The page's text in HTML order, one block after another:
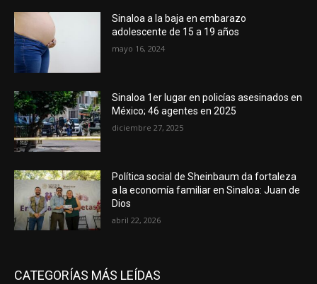
Sinaloa a la baja en embarazo
adolescente de 15 a 19 años
mayo 16, 2024
Sinaloa 1er lugar en policías asesinados en
México; 46 agentes en 2025
diciembre 27, 2025
Política social de Sheinbaum da fortaleza
a la economía familiar en Sinaloa: Juan de
Dios
abril 22, 2026
CATEGORÍAS MÁS LEÍDAS